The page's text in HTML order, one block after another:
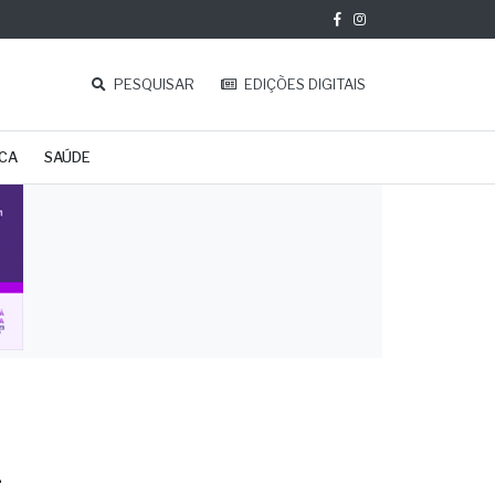
PESQUISAR EDIÇÕES DIGITAIS
SAÚDE